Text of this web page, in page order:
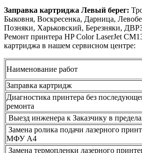
Заправка картриджа Левый берег:
Быковня, Воскресенка, Дарница,
Позняки, Харьковский, Березняки,
Ремонт принтера HP Color LaserJet
картриджа в нашем сервисном центре:
Наименование работ
Заправка картридж
Диагностика принтера без
ремонта
Выезд инженера к Заказчику в
Замена ролика подачи лазерного
МФУ А4
Замена термопленки лазерного